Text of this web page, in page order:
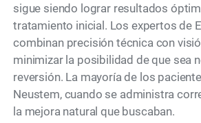
sigue siendo lograr resultados
tratamiento inicial. Los expertos de
combinan precisión técnica con
minimizar la posibilidad de que sea
reversión. La mayoría de los
Neustem, cuando se administra
la mejora natural que buscaban.